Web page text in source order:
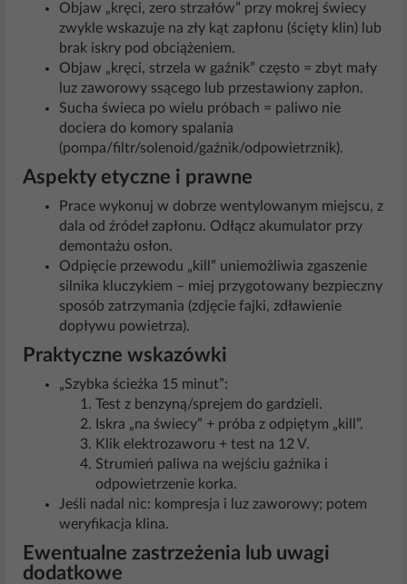
Objaw „kręci, zero strzałów” przy mokrej świecy
zwykle wskazuje na zły kąt zapłonu (ścięty klin) lub
brak iskry pod obciążeniem.
Objaw „kręci, strzela w gaźnik” często = zbyt mały
luz zaworowy ssącego lub przestawiony zapłon.
Sucha świeca po wielu próbach = paliwo nie
dociera do komory spalania
(pompa/filtr/solenoid/gaźnik/odpowietrznik).
Aspekty etyczne i prawne
Prace wykonuj w dobrze wentylowanym miejscu, z
dala od źródeł zapłonu. Odłącz akumulator przy
demontażu osłon.
Odpięcie przewodu „kill” uniemożliwia zgaszenie
silnika kluczykiem – miej przygotowany bezpieczny
sposób zatrzymania (zdjęcie fajki, zdławienie
dopływu powietrza).
Praktyczne wskazówki
„Szybka ścieżka 15 minut”:
Test z benzyną/sprejem do gardzieli.
Iskra „na świecy” + próba z odpiętym „kill”.
Klik elektrozaworu + test na 12 V.
Strumień paliwa na wejściu gaźnika i
odpowietrzenie korka.
Jeśli nadal nic: kompresja i luz zaworowy; potem
weryfikacja klina.
Ewentualne zastrzeżenia lub uwagi
dodatkowe